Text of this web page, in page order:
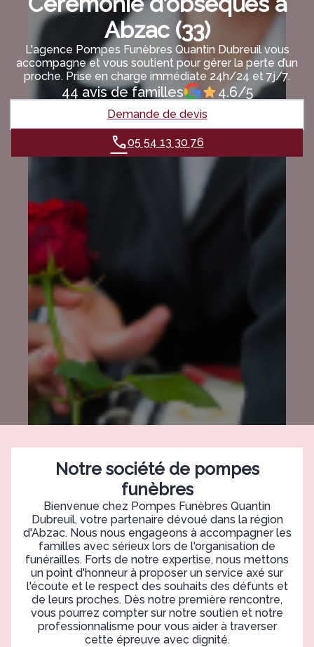
Abzac (33)
L'agence Pompes Funèbres Quantin Dubreuil vous
accompagne et vous soutient pour gérer la perte d’un
proche. Prise en charge immédiate 24h/24 et 7j/7.
44 avis de familles 4.6/5
Demande de devis
05 54 13 30 76
Notre société de pompes
funèbres
Bienvenue chez Pompes Funèbres Quantin
Dubreuil, votre partenaire dévoué dans la région
d'Abzac. Nous nous engageons à accompagner les
familles avec sérieux lors de l'organisation de
funérailles. Forts de notre expertise, nous mettons
un point d'honneur à proposer un service axé sur
l'écoute et le respect des souhaits des défunts et
de leurs proches. Dès notre première rencontre,
vous pourrez compter sur notre soutien et notre
professionnalisme pour vous aider à traverser
cette épreuve avec dignité.